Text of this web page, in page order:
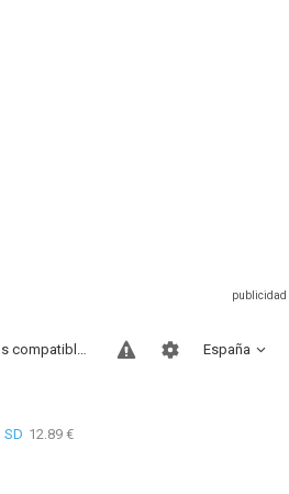
España
Sitios compatibles
SD 12.89 €